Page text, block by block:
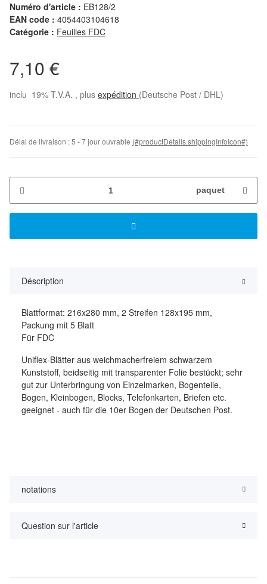
Numéro d'article : EB128/2
EAN code : 4054403104618
Catégorie : Feuilles FDC
7,10 €
inclu 19% T.V.A. , plus expédition (Deutsche Post / DHL)
Délai de livraison :5 - 7 jour ouvrable (#productDetails.shippingInfoIcon#)
paquet
Déscription
Blattformat: 216x280 mm, 2 Streifen 128x195 mm,
Packung mit 5 Blatt
Für FDC
Uniflex-Blätter aus weichmacherfreiem schwarzem
Kunststoff, beidseitig mit transparenter Folie bestückt; sehr
gut zur Unterbringung von Einzelmarken, Bogenteile,
Bogen, Kleinbogen, Blocks, Telefonkarten, Briefen etc.
geeignet - auch für die 10er Bogen der Deutschen Post.
notations
Question sur l'article